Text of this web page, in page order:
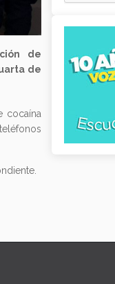
de
de
cocaína